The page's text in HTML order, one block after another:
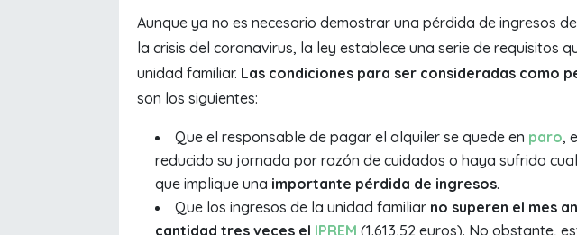
Aunque ya no es necesario demostrar una pérdida de ingresos
la crisis del coronavirus, la ley establece una serie de requisitos
unidad familiar. Las condiciones para ser consideradas como
son los siguientes:
Que el responsable de pagar el alquiler se quede en paro,
reducido su jornada por razón de cuidados o haya sufrido
que implique una importante pérdida de ingresos.
Que los ingresos de la unidad familiar no superen el mes
cantidad tres veces el IPREM (1.613,52 euros). No obstante,